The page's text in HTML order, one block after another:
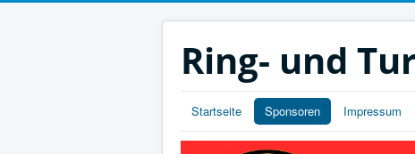
Ring- und
Startseite Sponsoren Impressum